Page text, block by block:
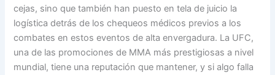
cejas, sino que también han puesto en tela de juicio la
logística detrás de los chequeos médicos previos a los
combates en estos eventos de alta envergadura. La UFC,
una de las promociones de MMA más prestigiosas a nivel
mundial, tiene una reputación que mantener, y si algo falla